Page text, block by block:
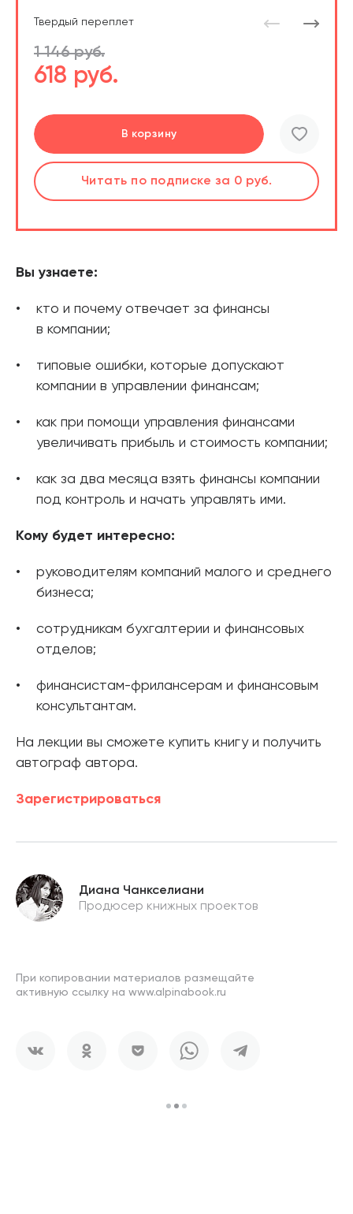
Твердый переплет
1 146 руб.
618 руб.
В корзину
В корзине
Читать по подписке за 0 руб.
Перейти
Читать по подписке за 0 руб.
Перейти
Слушатьпо подпискеза 0 руб.
Вы узнаете:
кто и почему отвечает за финансы
в компании;
типовые ошибки, которые допускают
компании в управлении финансам;
как при помощи управления финансами
увеличивать прибыль и стоимость компании;
как за два месяца взять финансы компании
под контроль и начать управлять ими.
Кому будет интересно:
руководителям компаний малого и среднего
бизнеса;
сотрудникам бухгалтерии и финансовых
отделов;
финансистам-фрилансерам и финансовым
консультантам.
На лекции вы сможете купить книгу и получить
автограф автора.
Зарегистрироваться
Диана Чанкселиани
Продюсер книжных проектов
При копировании материалов размещайте
активную ссылку на www.alpinabook.ru